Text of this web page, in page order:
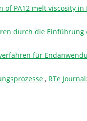
of PA12 melt viscosity
durch die
für
, RTe